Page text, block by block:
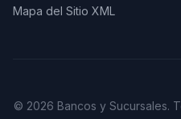
Mapa del Sitio XML
© 2026 Bancos y Sucursales.